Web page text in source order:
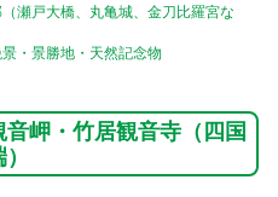
瀬戸大橋、丸亀城、金刀比羅宮な
景・景勝地・天然記念物
音岬・竹居観音寺（四国